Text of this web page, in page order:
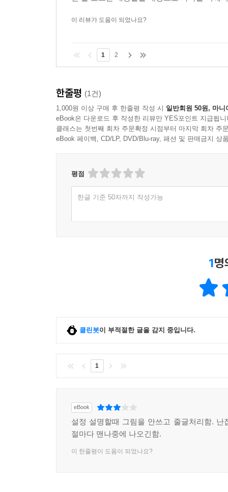
이 리뷰가 도움이 되었나요?
1 2
한줄평 (1건)
1,000원 이상 구매 후 한줄평 작성 시 일반회원 50원, 마니
eBook은 다운로드 후 작성한 리뷰만 YES포인트 지급됩니
클래스는 첫번째 회차 주문확정 시점부터 마지막 회차 주
eBook 페이백, CD/LP, DVD/Blu-ray, 패션 및 판매금지 상
평점
한글 기준 50자까지 작성가능
1명
클린봇이 부적절한 글을 감지 중입니다.
1
eBook
설정 설명할때 그림을 안쓰고 줄글처리함. 난
절마다 맨나중에 나오긴함.
이 한줄평이 도움이 되었나요?